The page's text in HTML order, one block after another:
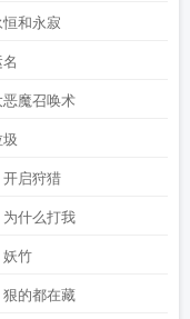
和永寂
魔召唤术
启狩猎
什么打我
妖竹
的都在藏